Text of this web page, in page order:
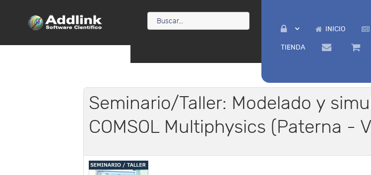
INICIO
TIENDA
Seminario/Taller: Modelado y
COMSOL Multiphysics (Paterna -